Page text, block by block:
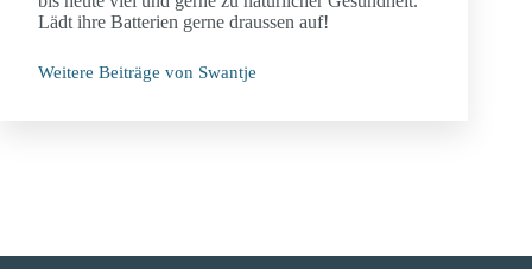
Lädt ihre Batterien gerne draussen auf!
Weitere Beiträge von Swantje